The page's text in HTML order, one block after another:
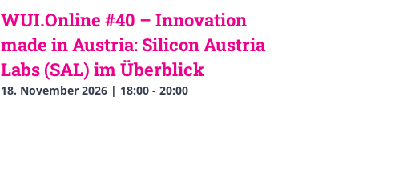
WUI.Online #40 – Innovation
made in Austria: Silicon Austria
Labs (SAL) im Überblick
18. November 2026 | 18:00- 20:00